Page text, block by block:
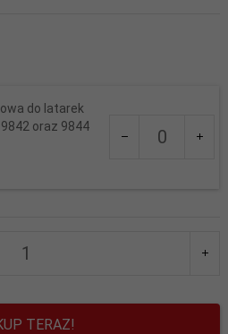
do latarek
oraz 9844
dla
TERAZ!